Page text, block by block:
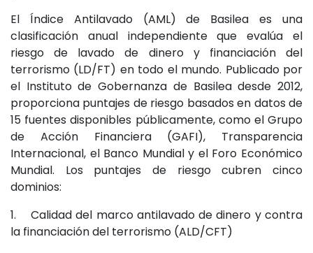
El Índice Antilavado (AML) de Basilea es una
clasificación anual independiente que evalúa el
riesgo de lavado de dinero y financiación del
terrorismo (LD/FT) en todo el mundo. Publicado por
el Instituto de Gobernanza de Basilea desde 2012,
proporciona puntajes de riesgo basados en datos de
15 fuentes disponibles públicamente, como el Grupo
de Acción Financiera (GAFI), Transparencia
Internacional, el Banco Mundial y el Foro Económico
Mundial. Los puntajes de riesgo cubren cinco
dominios:
1. Calidad del marco antilavado de dinero y contra
la financiación del terrorismo (ALD/CFT)